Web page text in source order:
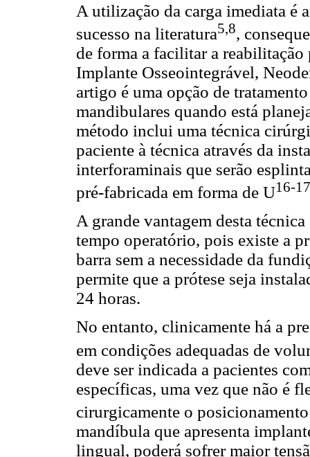
A utilização da carga imediata é
sucesso na literatura5,8,
de forma a facilitar a
Implante Osseointegrável,
artigo é uma opção de
mandibulares quando está
método inclui uma técnica
paciente à técnica através da
interforaminais que serão
pré-fabricada em forma de U16-17
A grande vantagem desta
tempo operatório, pois existe a
barra sem a necessidade da
permite que a prótese seja
24 horas.
No entanto, clinicamente há a
em condições adequadas de
deve ser indicada a pacientes
específicas, uma vez que não é
cirurgicamente o
mandíbula que apresenta
lingual, poderá sofrer maior